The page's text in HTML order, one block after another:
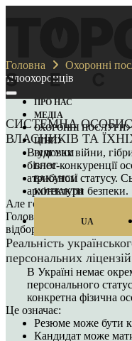
ПРО НАС
МЕДІА
ОХОРОННІ ПОСЛУГИ
ЦІНИ
ВІДГУКИ
БЛОГ
ВАКАНCІЇ
КОНТАКТИ
UA
Головна Охоронні
тілоохоронців
СИСТЕМНА
ВЛАСНИКІВ ТА
В умовах війни,
бізнес-конкуренції
атрибутом статусу.
архітектури безпеки.
Але головне питання не в
Головне питання, кого
відбору він пройшов
Реальність
персональних ліцензій
В Україні немає
персонального
конкретна фізична
Це означає:
Резюме може бути
Кандидат може